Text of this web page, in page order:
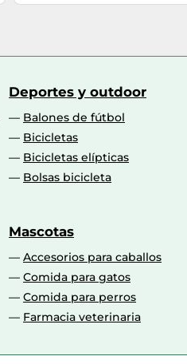
Deportes y outdoor
Balones de fútbol
Bicicletas
Bicicletas elípticas
Bolsas bicicleta
Mascotas
Accesorios para caballos
Comida para gatos
Comida para perros
Farmacia veterinaria